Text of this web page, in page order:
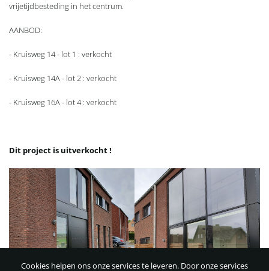
Cookies helpen ons onze services te leveren. Door onze services
vrijetijdbesteding in het centrum.
AANBOD:
- Kruisweg 14 - lot 1 : verkocht
- Kruisweg 14A - lot 2 : verkocht
- Kruisweg 16A - lot 4 : verkocht
Dit project is uitverkocht !